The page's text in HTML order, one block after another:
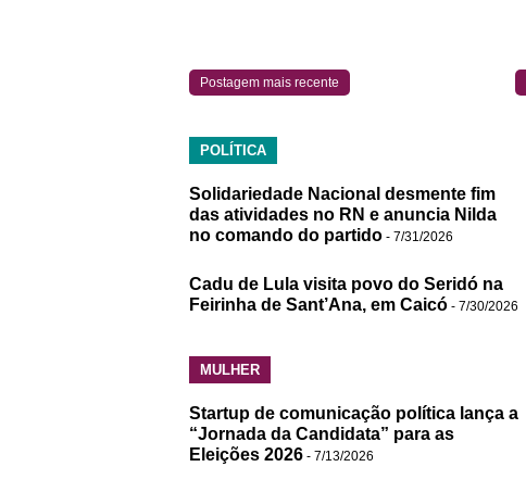
Postagem mais recente
POLÍTICA
Solidariedade Nacional desmente fim
das atividades no RN e anuncia Nilda
no comando do partido - 7/31/2026
Cadu de Lula visita povo do Seridó na
Feirinha de Sant’Ana, em Caicó - 7/30/2026
MULHER
Startup de comunicação política lança a
“Jornada da Candidata” para as
Eleições 2026 - 7/13/2026